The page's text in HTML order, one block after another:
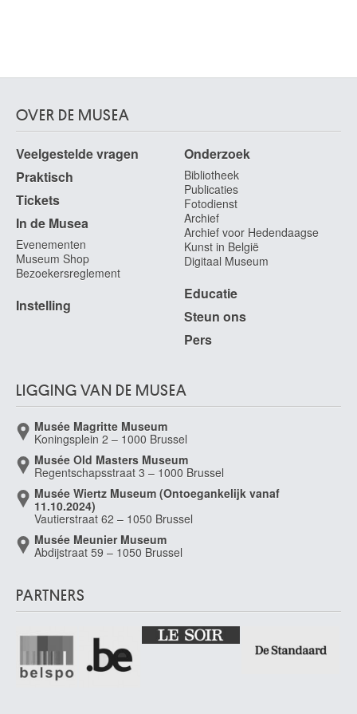
OVER DE MUSEA
Veelgestelde vragen
Praktisch
Tickets
In de Musea
Evenementen
Museum Shop
Bezoekersreglement
Instelling
Onderzoek
Bibliotheek
Publicaties
Fotodienst
Archief
Archief voor Hedendaagse
Kunst in België
Digitaal Museum
Educatie
Steun ons
Pers
LIGGING VAN DE MUSEA
Musée Magritte Museum
Koningsplein 2 – 1000 Brussel
Musée Old Masters Museum
Regentschapsstraat 3 – 1000 Brussel
Musée Wiertz Museum (Ontoegankelijk vanaf
11.10.2024)
Vautierstraat 62 – 1050 Brussel
Musée Meunier Museum
Abdijstraat 59 – 1050 Brussel
PARTNERS